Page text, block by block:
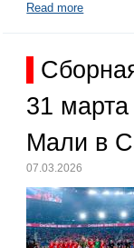
Read more
31
Мали в
07.03.2026